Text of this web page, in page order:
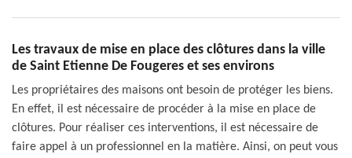
Les travaux de mise en place des clôtures dans la ville
de Saint Etienne De Fougeres et ses environs
Les propriétaires des maisons ont besoin de protéger les biens.
En effet, il est nécessaire de procéder à la mise en place de
clôtures. Pour réaliser ces interventions, il est nécessaire de
faire appel à un professionnel en la matière. Ainsi, on peut vous